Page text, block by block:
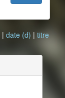
| date (d) | titre